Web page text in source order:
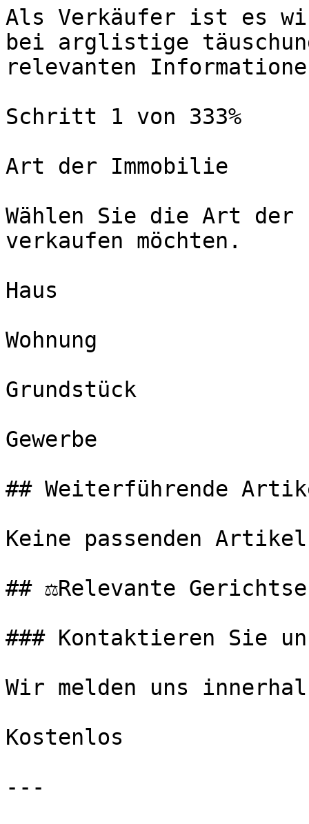
Als Verkäufer ist es
bei arglistige
relevanten
Schritt 1 von 333%
Art der Immobilie
Wählen Sie die Art
verkaufen möchten.
Haus
Wohnung
Grundstück
Gewerbe
## Weiterführende
Keine passenden
## ⚖️Relevante
### Kontaktieren Sie
Wir melden uns
Kostenlos
---